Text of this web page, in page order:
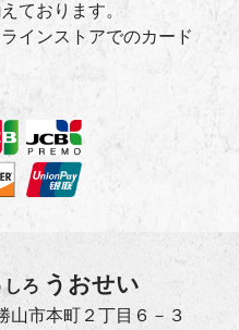
ております。
インストアでのカード
しろ うおせい
山市本町２丁目６－３